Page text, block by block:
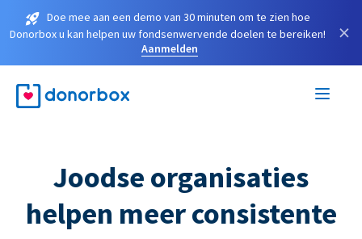
Doe mee aan een demo van 30 minuten om te zien hoe
Donorbox u kan helpen uw fondsenwervende doelen te bereiken!
Aanmelden
×
Joodse organisaties
helpen meer consistente